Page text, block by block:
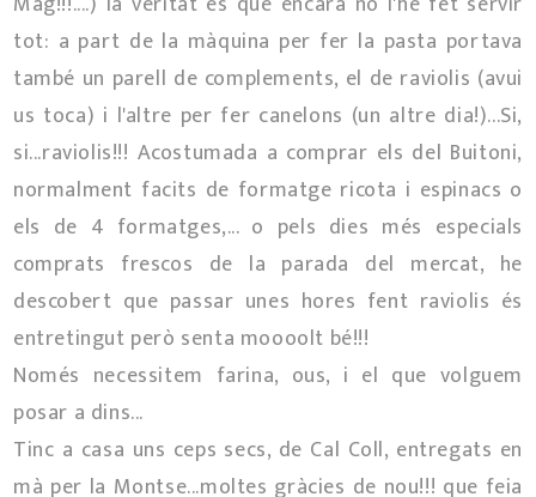
tot: a part de la màquina per fer la pasta portava
també un parell de complements, el de raviolis (avui
us toca) i l'altre per fer canelons (un altre dia!)...Si,
si...raviolis!!! Acostumada a comprar els del Buitoni,
normalment facits de formatge ricota i espinacs o
els de 4 formatges,... o pels dies més especials
comprats frescos de la parada del mercat, he
descobert que passar unes hores fent raviolis és
entretingut però senta moooolt bé!!!
Només necessitem farina, ous, i el que volguem
posar a dins...
Tinc a casa uns ceps secs, de Cal Coll, entregats en
mà per la Montse...moltes gràcies de nou!!! que feia